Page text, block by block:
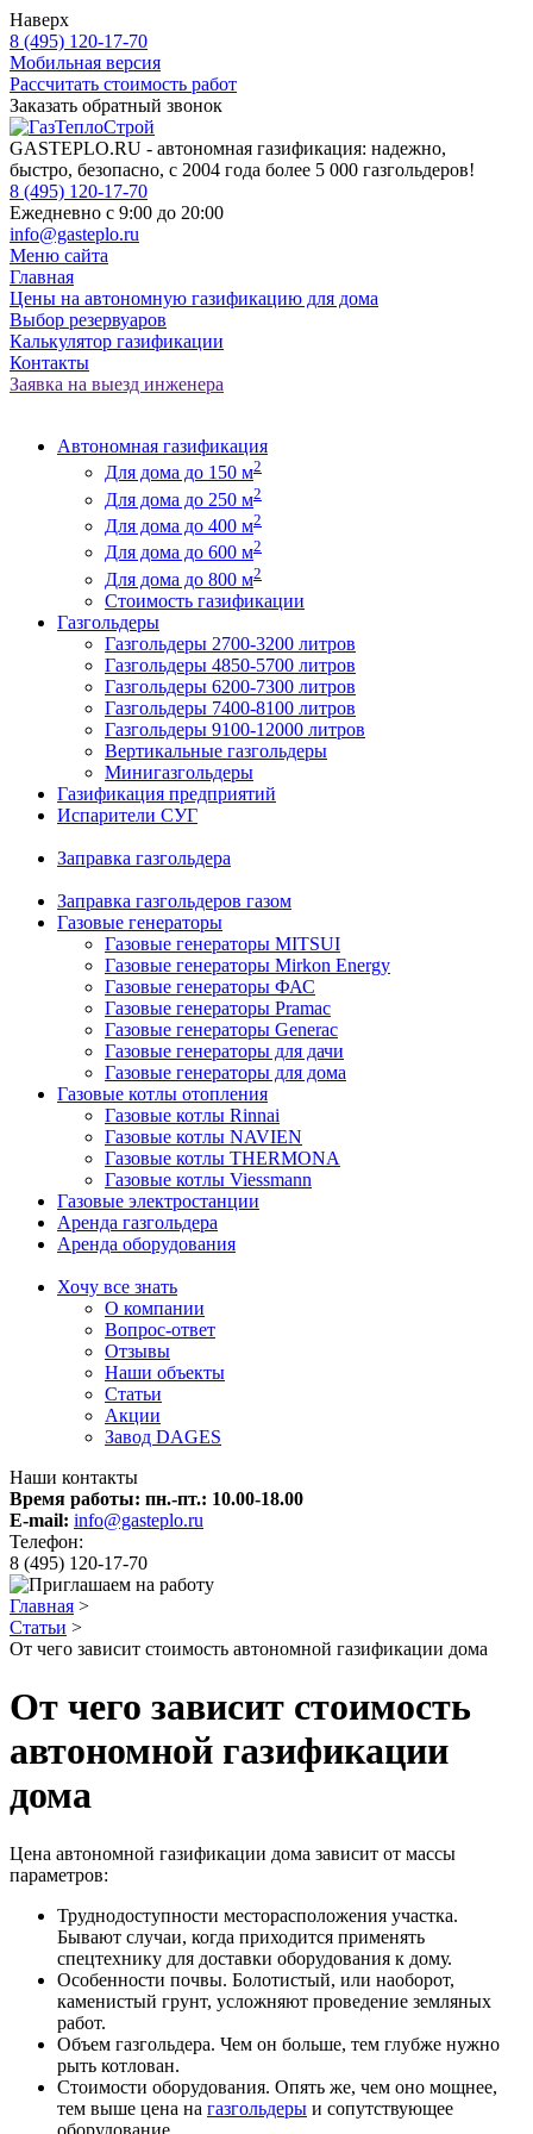
Наверх
8 (495) 120-17-70
Мобильная версия
Рассчитать стоимость работ
Заказать обратный звонок
GASTEPLO.RU - автономная газификация: надежно,
быстро, безопасно, с 2004 года более 5 000 газгольдеров!
8 (495) 120-17-70
Ежедневно с 9:00 до 20:00
info@gasteplo.ru
Меню сайта
Главная
Цены на автономную газификацию для дома
Выбор резервуаров
Калькулятор газификации
Контакты
Заявка на выезд инженера
Автономная газификация
Для дома до 150 м2
Для дома до 250 м2
Для дома до 400 м2
Для дома до 600 м2
Для дома до 800 м2
Стоимость газификации
Газгольдеры
Газгольдеры 2700-3200 литров
Газгольдеры 4850-5700 литров
Газгольдеры 6200-7300 литров
Газгольдеры 7400-8100 литров
Газгольдеры 9100-12000 литров
Вертикальные газгольдеры
Минигазгольдеры
Газификация предприятий
Испарители СУГ
Заправка газгольдера
Заправка газгольдеров газом
Газовые генераторы
Газовые генераторы MITSUI
Газовые генераторы Mirkon Energy
Газовые генераторы ФАС
Газовые генераторы Pramac
Газовые генераторы Generac
Газовые генераторы для дачи
Газовые генераторы для дома
Газовые котлы отопления
Газовые котлы Rinnai
Газовые котлы NAVIEN
Газовые котлы THERMONA
Газовые котлы Viessmann
Газовые электростанции
Аренда газгольдера
Аренда оборудования
Хочу все знать
О компании
Вопрос-ответ
Отзывы
Наши объекты
Статьи
Акции
Завод DAGES
Наши контакты
Время работы: пн.-пт.: 10.00-18.00
E-mail: info@gasteplo.ru
Телефон:
8 (495) 120-17-70
Главная >
Статьи >
От чего зависит стоимость автономной газификации дома
От чего зависит стоимость
автономной газификации
дома
Цена автономной газификации дома зависит от массы
параметров:
Труднодоступности месторасположения участка.
Бывают случаи, когда приходится применять
спецтехнику для доставки оборудования к дому.
Особенности почвы. Болотистый, или наоборот,
каменистый грунт, усложняют проведение земляных
работ.
Объем газгольдера. Чем он больше, тем глубже нужно
рыть котлован.
Стоимости оборудования. Опять же, чем оно мощнее,
тем выше цена на газгольдеры и сопутствующее
оборудование.